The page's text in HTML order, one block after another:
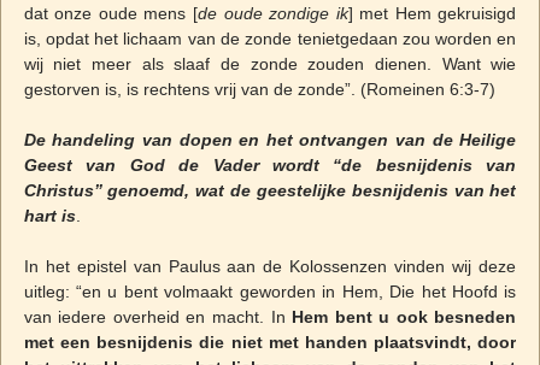
dat onze oude mens [de oude zondige ik] met Hem gekruisigd
is, opdat het lichaam van de zonde tenietgedaan zou worden en
wij niet meer als slaaf de zonde zouden dienen. Want wie
gestorven is, is rechtens vrij van de zonde”. (Romeinen 6:3-7)
De handeling van dopen en het ontvangen van de Heilige
Geest van God de Vader wordt “de besnijdenis van
Christus” genoemd, wat de geestelijke besnijdenis van het
hart is.
In het epistel van Paulus aan de Kolossenzen vinden wij deze
uitleg: “en u bent volmaakt geworden in Hem, Die het Hoofd is
van iedere overheid en macht. In Hem bent u ook besneden
met een besnijdenis die niet met handen plaatsvindt, door